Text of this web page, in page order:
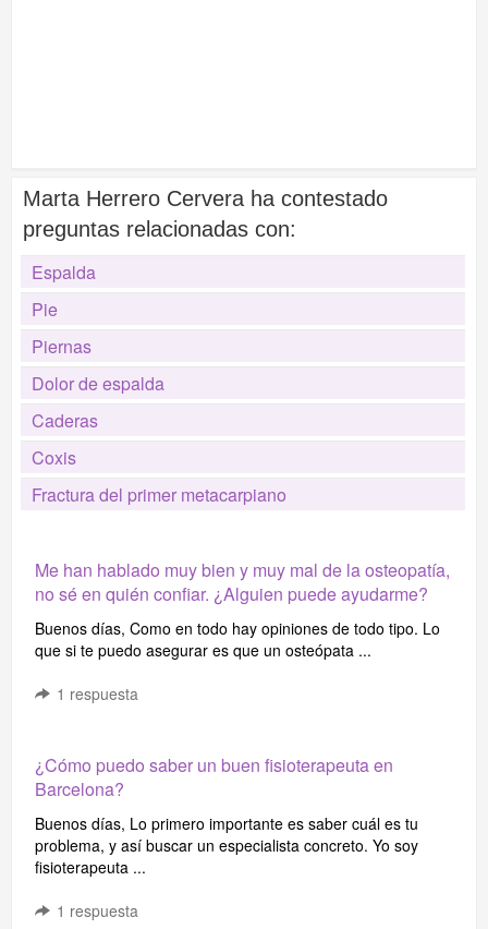
Marta Herrero Cervera ha contestado
preguntas relacionadas con:
Espalda
Pie
Piernas
Dolor de espalda
Caderas
Coxis
Fractura del primer metacarpiano
Me han hablado muy bien y muy mal de la osteopatía,
no sé en quién confiar. ¿Alguien puede ayudarme?
Buenos días, Como en todo hay opiniones de todo tipo. Lo
que si te puedo asegurar es que un osteópata ...
1 respuesta
¿Cómo puedo saber un buen fisioterapeuta en
Barcelona?
Buenos días, Lo primero importante es saber cuál es tu
problema, y así buscar un especialista concreto. Yo soy
fisioterapeuta ...
1 respuesta